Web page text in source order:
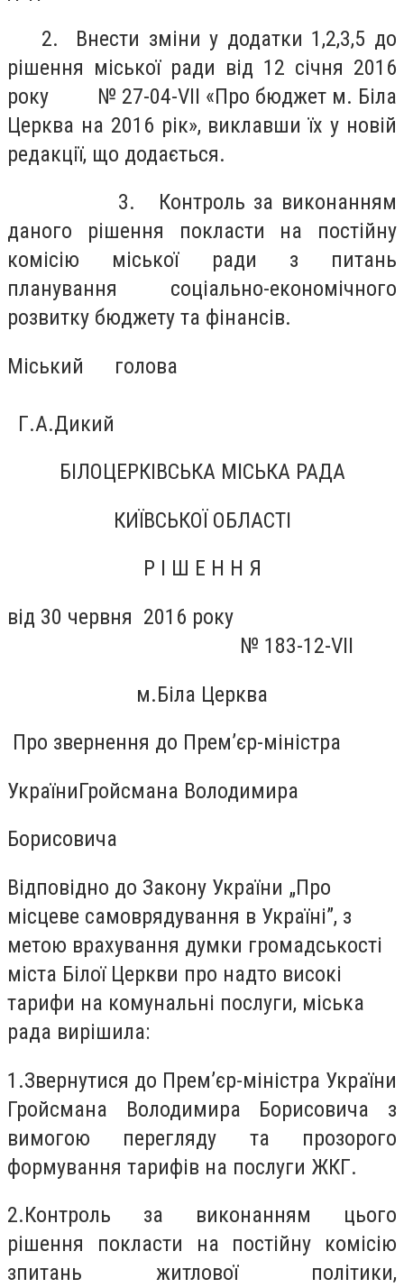
2. Внести зміни у додатки 1,2,3,5 до
рішення міської ради від 12 січня 2016
року № 27-04-VIІ «Про бюджет м. Біла
Церква на 2016 рік», виклавши їх у новій
редакції, що додається.
3. Контроль за виконанням
даного рішення покласти на постійну
комісію міської ради з питань
планування соціально-економічного
розвитку бюджету та фінансів.
Міський голова
Г.А.Дикий
БІЛОЦЕРКІВСЬКА МІСЬКА РАДА
КИЇВСЬКОЇ ОБЛАСТІ
Р І Ш Е Н Н Я
від 30 червня 2016 року
№ 1 83-12-VII
м.Біла Церква
Про звернення до Прем’єр-міністра
УкраїниГройсмана Володимира
Борисовича
Відповідно до Закону України „Про
місцеве самоврядування в Україні”, з
метою врахування думки громадськості
міста Білої Церкви про надто високі
тарифи на комунальні послуги, міська
рада вирішила:
1.Звернутися до Прем’єр-міністра України
Гройсмана Володимира Борисовича з
вимогою перегляду та прозорого
формування тарифів на послуги ЖКГ.
2.Контроль за виконанням цього
рішення покласти на постійну комісію
зпитань житлової політики,